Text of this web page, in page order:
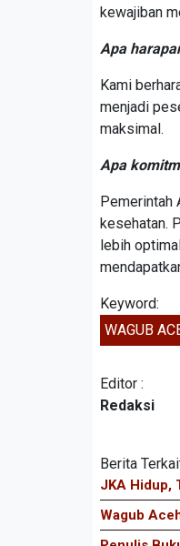
kewajiban
Apa
Kami
menjadi
maksimal.
Apa
Pemerintah
kesehatan.
lebih
Keyword:
WAGUB
Editor :
Redaksi
Berita
JKA Hidup,
Wagub